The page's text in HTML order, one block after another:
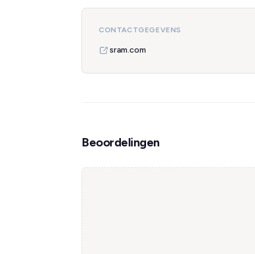
CONTACTGEGEVENS
sram.com
Beoordelingen